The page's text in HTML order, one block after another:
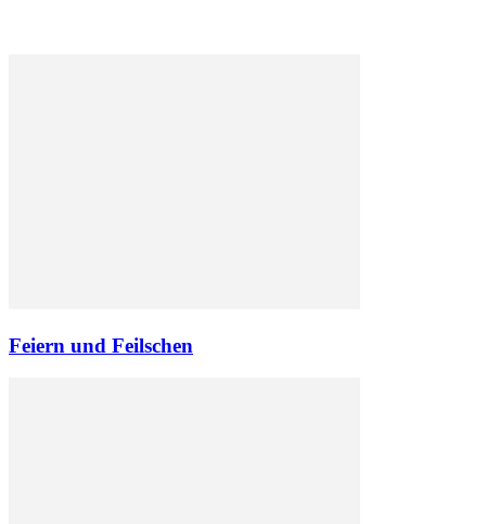
Feiern und Feilschen